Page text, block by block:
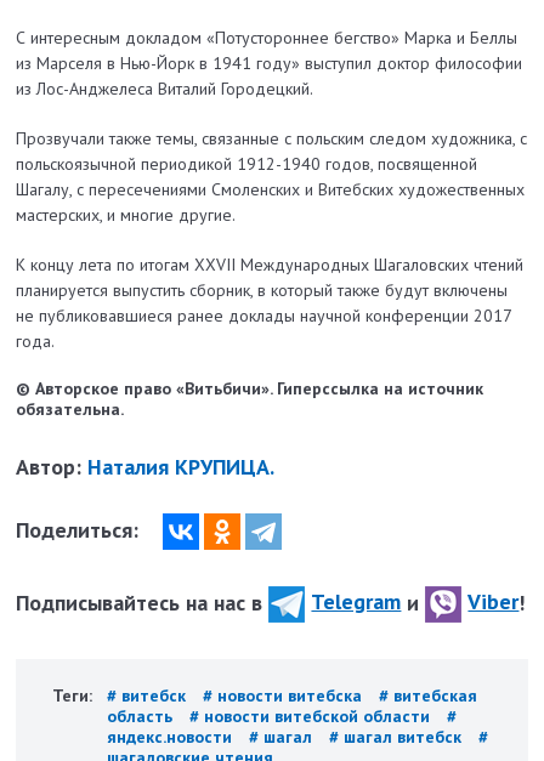
С интересным докладом «Потустороннее бегство» Марка и Беллы
из Марселя в Нью-Йорк в 1941 году» выступил доктор философии
из Лос-Анджелеса Виталий Городецкий.
Прозвучали также темы, связанные с польским следом художника, с
польскоязычной периодикой 1912-1940 годов, посвященной
Шагалу, с пересечениями Смоленских и Витебских художественных
мастерских, и многие другие.
К концу лета по итогам XXVII Международных Шагаловских чтений
планируется выпустить сборник, в который также будут включены
не публиковавшиеся ранее доклады научной конференции 2017
года.
© Авторское право «Витьбичи». Гиперссылка на источник
обязательна.
Автор: Наталия КРУПИЦА.
Поделиться:
Подписывайтесь на нас в Telegram и Viber!
Теги: # витебск # новости витебска
# витебская
область
# новости витебской области
#
яндекс.новости
# шагал # шагал витебск
#